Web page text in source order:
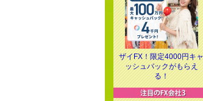
ザイFX！限定4000円キャ
ッシュバックがもらえ
る！